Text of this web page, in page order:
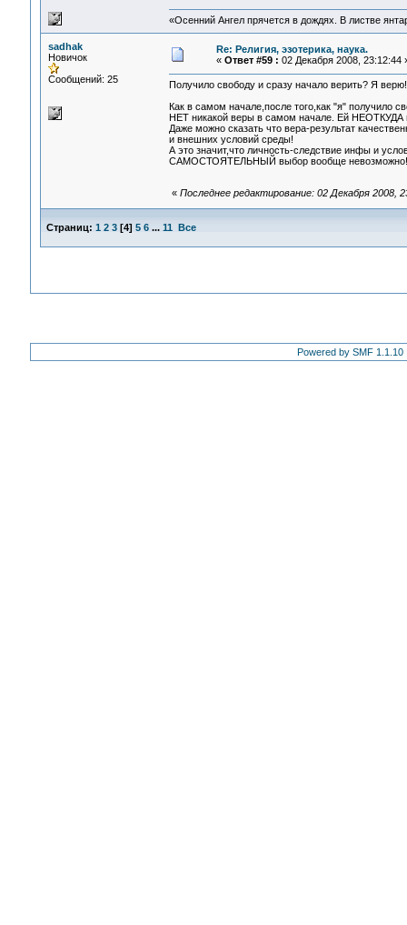
«Осенний Ангел прячется в дождях. В листве
sadhak
Новичок
Сообщений: 25
Re: Религия, эзотерика, наука.
« Ответ #59 : 02 Декабря 2008, 23:12:44
Получило свободу и сразу начало верить? Я
Как в самом начале,после того,как "я" получило
НЕТ никакой веры в самом начале. Ей НЕОТКУДА
Даже можно сказать что вера-результат
и внешних условий среды!
А это значит,что личность-следствие инфы и
САМОСТОЯТЕЛЬНЫЙ выбор вообще невозможно!
« Последнее редактирование: 02 Декабря 2008,
Страниц: 1 2 3[4] 5 6 ... 11 Все
Powered by SMF 1.1.10